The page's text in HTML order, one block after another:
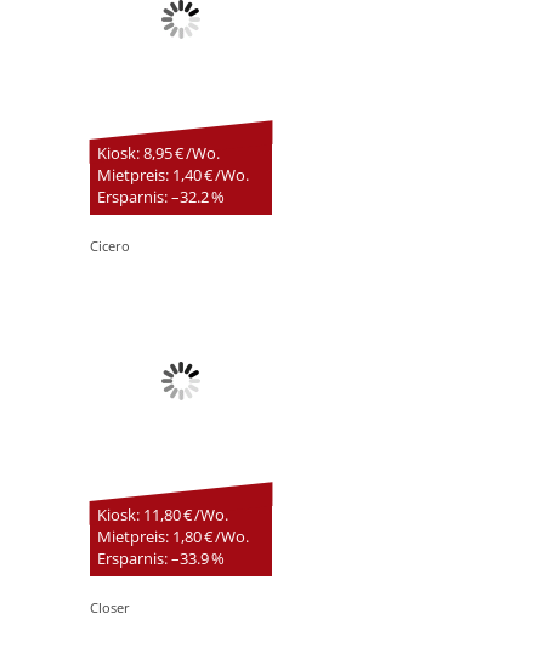
Kiosk: 8,95 € /Wo.
Mietpreis: 1,40 € /Wo.
Ersparnis: –32.2 %
Cicero
Kiosk: 11,80 € /Wo.
Mietpreis: 1,80 € /Wo.
Ersparnis: –33.9 %
Closer